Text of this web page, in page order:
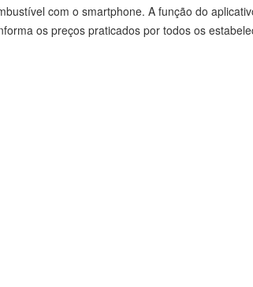
com o smartphone. A função do
os preços praticados por todos os